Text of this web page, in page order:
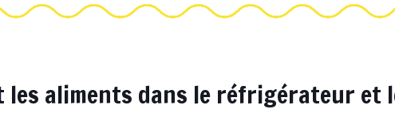
les aliments dans le réfrigérateur